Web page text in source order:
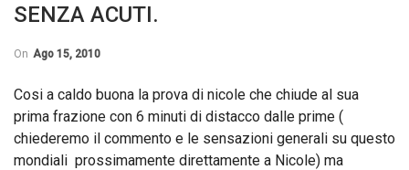
SENZA ACUTI.
On Ago 15, 2010
Cosi a caldo buona la prova di nicole che chiude al sua
prima frazione con 6 minuti di distacco dalle prime (
chiederemo il commento e le sensazioni generali su questo
mondiali prossimamente direttamente a Nicole) ma